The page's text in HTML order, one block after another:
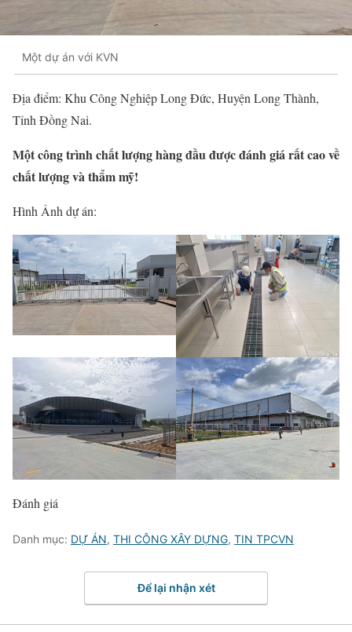
Một dự án với KVN
Địa điểm: Khu Công Nghiệp Long Đức, Huyện Long Thành,
Tỉnh Đồng Nai.
Một công trình chất lượng hàng đầu được đánh giá rất cao về
chất lượng và thẩm mỹ!
Hình Ảnh dự án:
Đánh giá
Danh mục: DỰ ÁN, THI CÔNG XÂY DỰNG, TIN TPCVN
Để lại nhận xét